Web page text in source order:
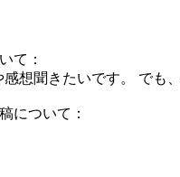
て：
想聞きたいです。 でも
について：